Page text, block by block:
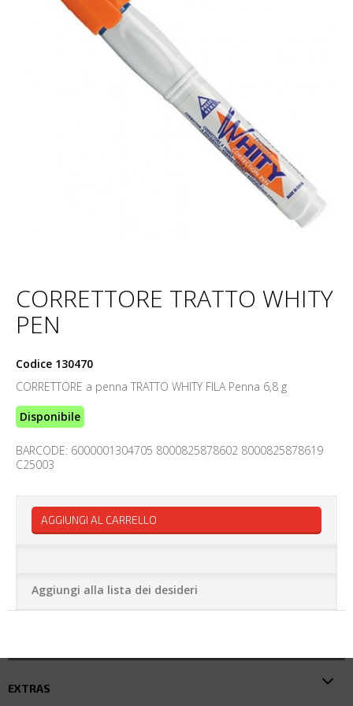
CORRETTORE TRATTO WHITY
PEN
Codice 130470
CORRETTORE a penna TRATTO WHITY FILA Penna 6,8 g
Disponibile
BARCODE: 6000001304705 8000825878602 8000825878619
C25003
AGGIUNGI AL CARRELLO
Aggiungi alla lista dei desideri
EXTRAS